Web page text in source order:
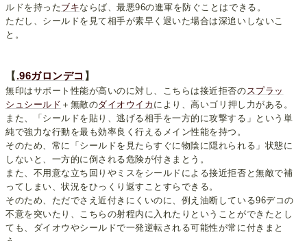
ルドを持ったブキならば、最悪96の進軍を防ぐことはできる。
ただし、シールドを見て相手が素早く退いた場合は深追いしないこ
と。
【.96ガロンデコ 】
無印はサポート性能が高いのに対し、こちらは接近拒否の スプラッ
シュシールド ＋無敵のダイオウイカ により、高いゴリ押し力がある。
また、「シールドを貼り、逃げる相手を一方的に攻撃する」という単
純で強力な行動を最も効率良く行えるメイン性能を持つ。
そのため、常に「シールドを見たらすぐに物陰に隠れられる」状態に
しないと、一方的に倒される危険が付きまとう。
また、不用意な立ち回りやミスをシールドによる接近拒否と無敵で補
ってしまい、状況をひっくり返すことすらできる。
そのため、ただでさえ近付きにくいのに、例え油断している96デコの
不意を突いたり、こちらの射程内に入れたりということができたとし
ても、ダイオウやシールドで一発逆転される可能性が常に付きまと